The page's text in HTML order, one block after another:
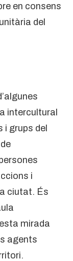
en consens
del
intercultural
i grups del
i
ciutat. És
mirada
agents